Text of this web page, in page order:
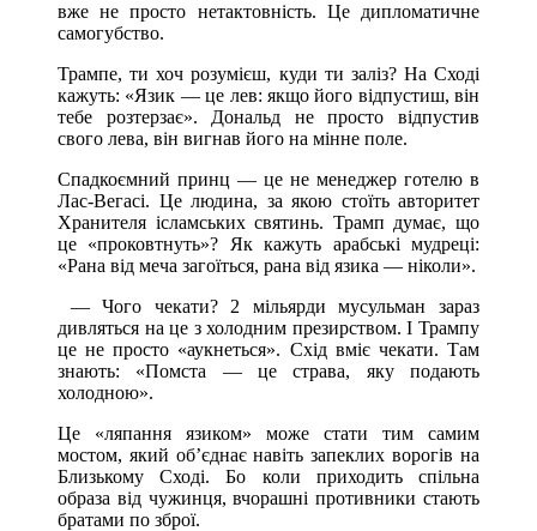
вже не просто нетактовність. Це дипломатичне
самогубство.
Трампе, ти хоч розумієш, куди ти заліз? На Сході
кажуть: «Язик — це лев: якщо його відпустиш, він
тебе розтерзає». Дональд не просто відпустив
свого лева, він вигнав його на мінне поле.
Спадкоємний принц — це не менеджер готелю в
Лас-Вегасі. Це людина, за якою стоїть авторитет
Хранителя ісламських святинь. Трамп думає, що
це «проковтнуть»? Як кажуть арабські мудреці:
«Рана від меча загоїться, рана від язика — ніколи».
— Чого чекати? 2 мільярди мусульман зараз
дивляться на це з холодним презирством. І Трампу
це не просто «аукнеться». Схід вміє чекати. Там
знають: «Помста — це страва, яку подають
холодною».
Це «ляпання язиком» може стати тим самим
мостом, який об’єднає навіть запеклих ворогів на
Близькому Сході. Бо коли приходить спільна
образа від чужинця, вчорашні противники стають
братами по зброї.